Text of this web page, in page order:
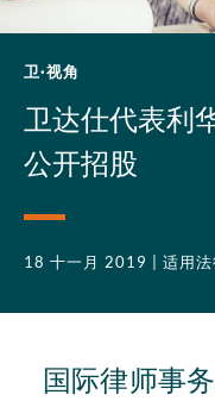
卫·视角
卫达仕代表利
公开招股
18 十一月 2019 | 适用
国际律师事